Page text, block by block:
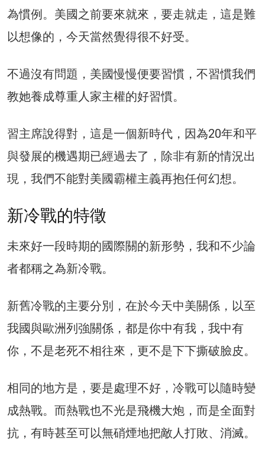
為慣例。美國之前要來就來，要走就走，這是難
以想像的，今天當然覺得很不好受。
不過沒有問題，美國慢慢便要習慣，不習慣我們
教她養成尊重人家主權的好習慣。
習主席說得對，這是一個新時代，因為20年和平
與發展的機遇期已經過去了，除非有新的情況出
現，我們不能對美國霸權主義再抱任何幻想。
新冷戰的特徵
未來好一段時期的國際關的新形勢，我和不少論
者都稱之為新冷戰。
新舊冷戰的主要分別，在於今天中美關係，以至
我國與歐洲列強關係，都是你中有我，我中有
你，不是老死不相往來，更不是下下撕破臉皮。
相同的地方是，要是處理不好，冷戰可以隨時變
成熱戰。而熱戰也不光是飛機大炮，而是全面對
抗，有時甚至可以無硝煙地把敵人打敗、消滅。